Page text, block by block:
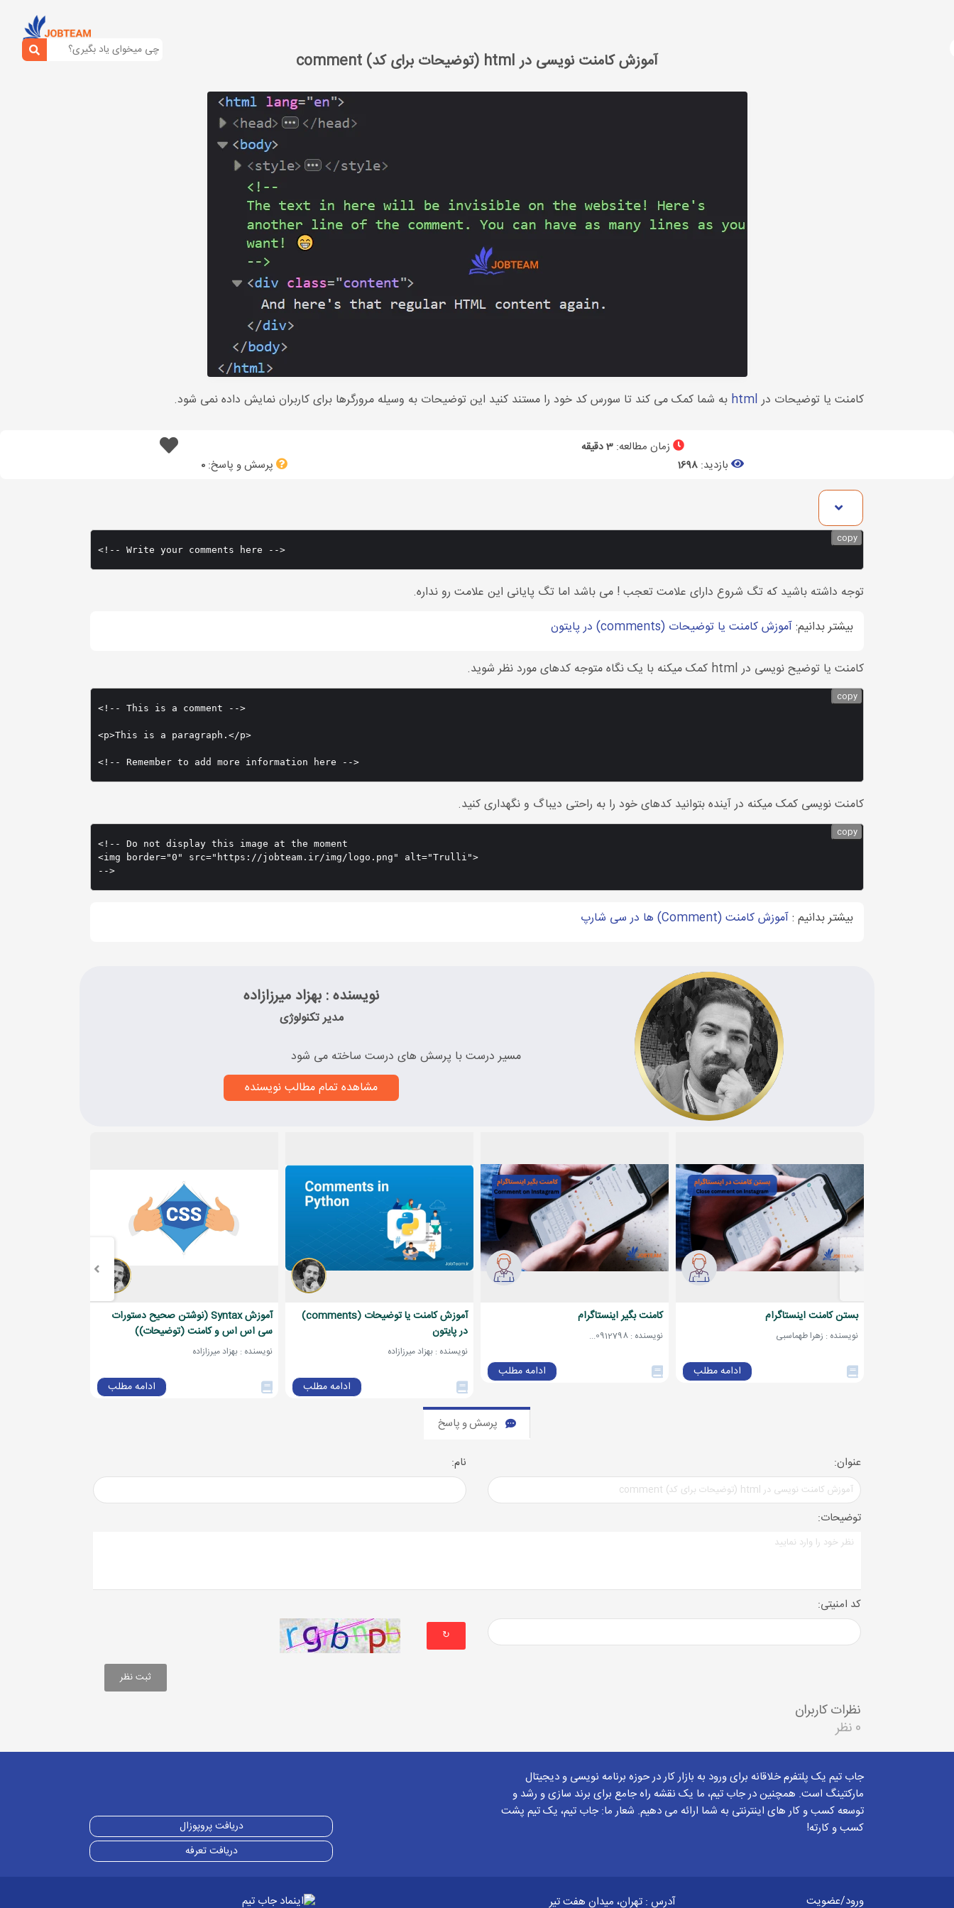
آموزش کامنت نویسی در html (توضیحات برای کد) comment
کامنت یا توضیحات درhtml به شما کمک می کند تا سورس کد خود را مستند کنید این توضیحات به وسیله مرورگرها برای کاربران نمایش داده نمی شود.
زمان مطالعه:3 دقیقه
بازدید:1698 پرسش و پاسخ:0
<!-- Write your comments here -->
copy
توجه داشته باشید که تگ شروع دارای علامت تعجب ! می باشد اما تگ پایانی این علامت رو نداره.
بیشتر بدانیم:آموزش کامنت یا توضیحات (comments) در پایتون
کامنت یا توضیح نویسی در html کمک میکنه با یک نگاه متوجه کدهای مورد نظر شوید.
<!-- This is a comment -->
<p>This is a paragraph.</p>
<!-- Remember to add more information here -->
copy
کامنت نویسی کمک میکنه در آینده بتوانید کدهای خود را به راحتی دیباگ و نگهداری کنید.
<!-- Do not display this image at the moment
<img border="0" src="https://jobteam.ir/img/logo.png" alt="Trulli">
-->
copy
بیشتر بدانیم :آموزش کامنت (Comment) ها در سی شارپ
نویسنده : بهزاد میرزازاده
مدیر تکنولوژی
مسیر درست با پرسش های درست ساخته می شود
مشاهده تمام مطالب نویسنده
بستن کامنت اینستاگرام
نویسنده : زهرا طهماسبی
ادامه مطلب
کامنت بگیر اینستاگرام
نویسنده : 0912798...
ادامه مطلب
آموزش کامنت یا توضیحات (comments)
در پایتون
نویسنده : بهزاد میرزازاده
ادامه مطلب
آموزش Syntax (نوشتن صحیح دستورات
سی اس اس و کامنت (توضیحات))
نویسنده : بهزاد میرزازاده
ادامه مطلب
پرسش و پاسخ
عنوان: نام:
توضیحات:
کد امنیتی:
↻
نظرات کاربران
0 نظر
جاب تیم یک پلتفرم خلاقانه برای ورود به بازار کار در حوزه برنامه نویسی و دیجیتال
مارکتینگ است. همچنین در جاب تیم، ما یک نقشه راه جامع برای برند سازی و رشد و
توسعه کسب و کار های اینترنتی به شما ارائه می دهیم. شعار ما: جاب تیم، یک تیم پشت
کسب و کارته!
دریافت پروپوزال
دریافت تعرفه
ورود/عضویت آدرس : تهران، میدان هفت تیر